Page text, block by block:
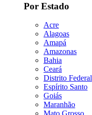
Por Estado
Acre
Alagoas
Amapá
Amazonas
Bahia
Ceará
Distrito Federal
Espírito Santo
Goiás
Maranhão